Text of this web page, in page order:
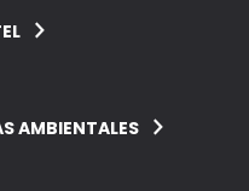
AMBIENTALES